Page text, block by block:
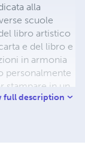
alla
scuole
libro artistico
e del libro e
in armonia
personalmente
stampare in un
un
full description